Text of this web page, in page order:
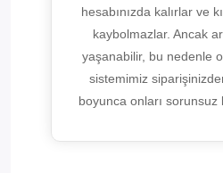
hesabınızda kalırlar ve
kaybolmazlar. Ancak
yaşanabilir, bu nedenle
sistemimiz
boyunca onları sorunsuz